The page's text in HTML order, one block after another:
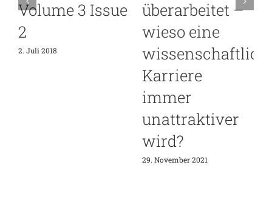
Volume 3 Issue
2
2. Juli 2018
überarbeitet –
wieso eine
Karriere
immer
unattraktiver
wird?
29. November 2021